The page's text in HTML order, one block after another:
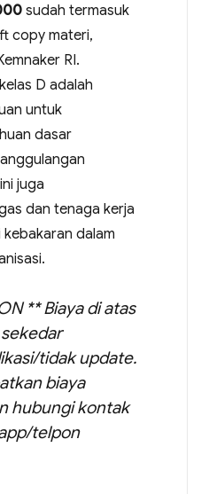
sudah termasuk
copy materi,
RI.
D adalah
untuk
dasar
juga
dan tenaga kerja
dalam
** Biaya di atas
tidak update.
biaya
hubungi kontak
telpon